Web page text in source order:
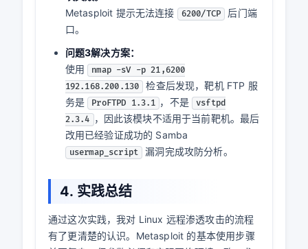
192.168.200.194 LHOST 改为
后，再次执行攻击成功获
得远程 Shell。
问题2：在 Metasploit 主界面输入
时提示 Unknown command: exploit
这是因为当时还停留在
msf > 主界面，没有
进入具体漏洞模块。
问题2解决方案：
重新执行 use
模块，提示符变为
exploit(multi/samba/usermap_script) >
后，再设置参数并执行 exploit 。
问题3：尝试使用 vsftpd_234_backdoor 模